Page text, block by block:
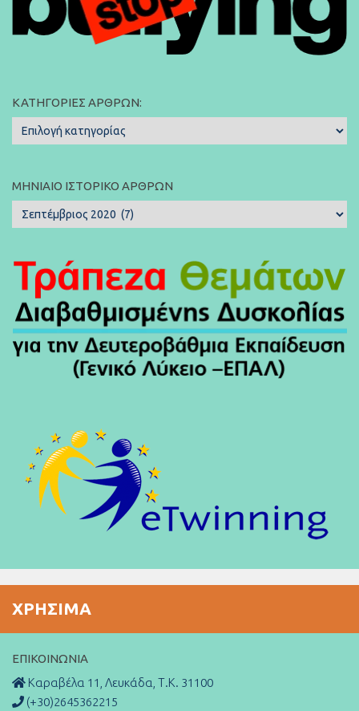
ΚΑΤΗΓΟΡΊΕΣ ΆΡΘΡΩΝ:
Κατηγορίες
Άρθρων:
ΜΗΝΙΑΊΟ ΙΣΤΟΡΙΚΌ ΆΡΘΡΩΝ
Μηνιαίο
Ιστορικό
ΧΡΉΣΙΜΑ
ΕΠΙΚΟΙΝΩΝΊΑ
Καραβέλα 11, Λευκάδα, Τ.Κ. 31100
(+30)2645362215